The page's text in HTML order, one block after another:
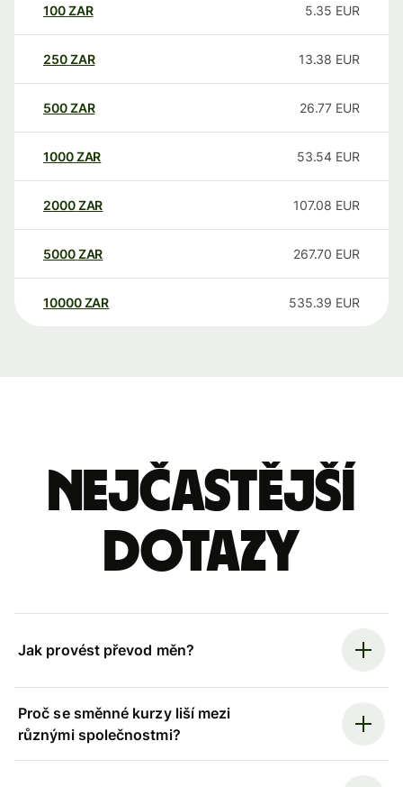
100ZAR 5.35 EUR
250ZAR 13.38 EUR
500ZAR 26.77 EUR
1000ZAR 53.54 EUR
2000ZAR 107.08 EUR
5000ZAR 267.70 EUR
10000 ZAR 535.39 EUR
Nejčastější
dotazy
Jak provést převod měn?
Proč se směnné kurzy liší mezi
různými společnostmi?